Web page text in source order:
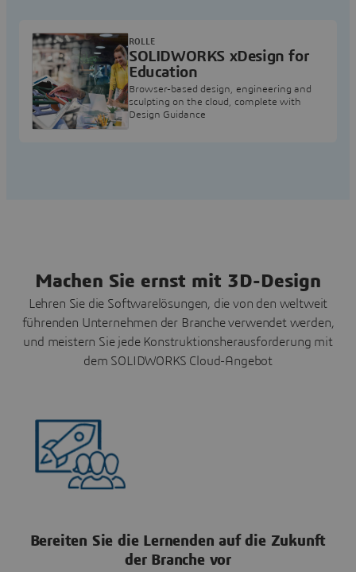
SOLIDWORKS xDesign for
Education
Browser-based design, engineering and
sculpting on the cloud, complete with
Design Guidance
ROLLE
Machen Sie ernst mit 3D-Design
Lehren Sie die Softwarelösungen, die von den weltweit
führenden Unternehmen der Branche verwendet werden,
und meistern Sie jede Konstruktionsherausforderung mit
dem SOLIDWORKS Cloud-Angebot
Bereiten Sie die Lernenden auf die Zukunft
der Branche vor